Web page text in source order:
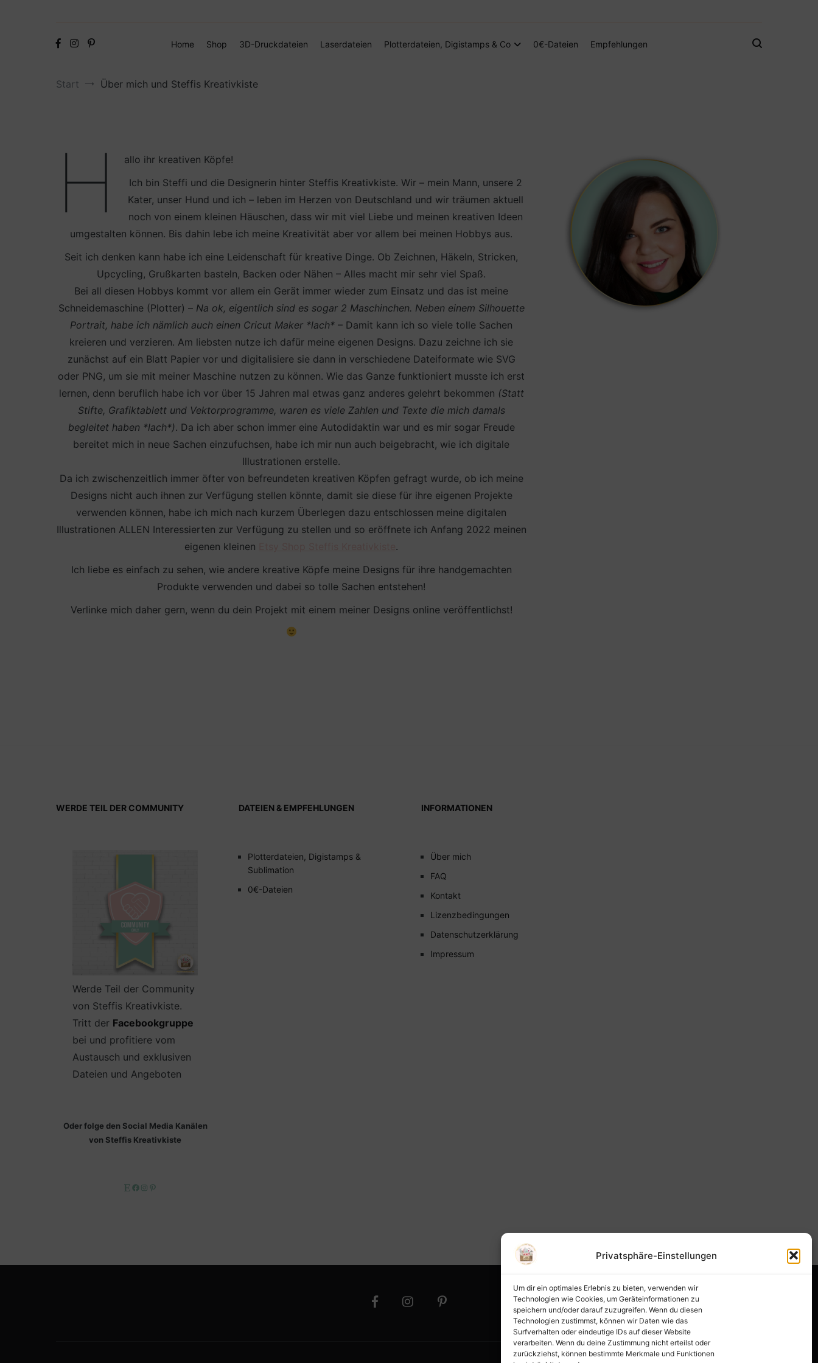
Privatsphäre-Einstellungen
Um dir ein optimales Erlebnis zu bieten, verwenden wir
Technologien wie Cookies, um Geräteinformationen zu
speichern und/oder darauf zuzugreifen. Wenn du diesen
Technologien zustimmst, können wir Daten wie das
Surfverhalten oder eindeutige IDs auf dieser Website
verarbeiten. Wenn du deine Zustimmung nicht erteilst oder
zurückziehst, können bestimmte Merkmale und Funktionen
Home
Shop 3D-Druckdateien Laserdateien Plotterdateien, Digistamps & Co 0€-Dateien Empfehlungen
Start Über mich und Steffis Kreativkiste
H
allo ihr kreativen Köpfe!
Ich bin Steffi und die Designerin hinter Steffis Kreativkiste. Wir – mein Mann, unsere 2
Kater, unser Hund und ich – leben im Herzen von Deutschland und wir träumen aktuell
noch von einem kleinen Häuschen, dass wir mit viel Liebe und meinen kreativen Ideen
umgestalten können. Bis dahin lebe ich meine Kreativität aber vor allem bei meinen Hobbys aus.
Seit ich denken kann habe ich eine Leidenschaft für kreative Dinge. Ob Zeichnen, Häkeln, Stricken,
Upcycling, Grußkarten basteln, Backen oder Nähen – Alles macht mir sehr viel Spaß.
Bei all diesen Hobbys kommt vor allem ein Gerät immer wieder zum Einsatz und das ist meine
Schneidemaschine (Plotter) – Na ok, eigentlich sind es sogar 2 Maschinchen. Neben einem Silhouette
Portrait, habe ich nämlich auch einen Cricut Maker *lach* – Damit kann ich so viele tolle Sachen
kreieren und verzieren. Am liebsten nutze ich dafür meine eigenen Designs. Dazu zeichne ich sie
zunächst auf ein Blatt Papier vor und digitalisiere sie dann in verschiedene Dateiformate wie SVG
oder PNG, um sie mit meiner Maschine nutzen zu können. Wie das Ganze funktioniert musste ich erst
lernen, denn beruflich habe ich vor über 15 Jahren mal etwas ganz anderes gelehrt bekommen (Statt
Stifte, Grafiktablett und Vektorprogramme, waren es viele Zahlen und Texte die mich damals
begleitet haben *lach*). Da ich aber schon immer eine Autodidaktin war und es mir sogar Freude
bereitet mich in neue Sachen einzufuchsen, habe ich mir nun auch beigebracht, wie ich digitale
Illustrationen erstelle.
Da ich zwischenzeitlich immer öfter von befreundeten kreativen Köpfen gefragt wurde, ob ich meine
Designs nicht auch ihnen zur Verfügung stellen könnte, damit sie diese für ihre eigenen Projekte
verwenden können, habe ich mich nach kurzem Überlegen dazu entschlossen meine digitalen
Illustrationen ALLEN Interessierten zur Verfügung zu stellen und so eröffnete ich Anfang 2022 meinen
eigenen kleinen
.
Ich liebe es einfach zu sehen, wie andere kreative Köpfe meine Designs für ihre handgemachten
Produkte verwenden und dabei so tolle Sachen entstehen!
Verlinke mich daher gern, wenn du dein Projekt mit einem meiner Designs online veröffentlichst!
WERDE TEIL DER COMMUNITY
Werde Teil der Community
von Steffis Kreativkiste.
Tritt der Facebookgruppe
bei und profitiere vom
Austausch und exklusiven
Dateien und Angeboten
Oder folge den Social Media Kanälen
von Steffis Kreativkiste
EtsyFacebook
Instagram
DATEIEN & EMPFEHLUNGEN
Plotterdateien, Digistamps &
Sublimation
0€-Dateien
INFORMATIONEN
Über mich
FAQ
Kontakt
Lizenzbedingungen
Datenschutzerklärung
Impressum